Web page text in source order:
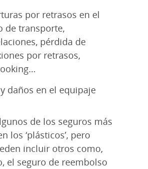
por retrasos en el
de transporte,
pérdida de
por retrasos,
daños en el equipaje
de los seguros más
los ‘plásticos’, pero
incluir otros como,
el seguro de reembolso